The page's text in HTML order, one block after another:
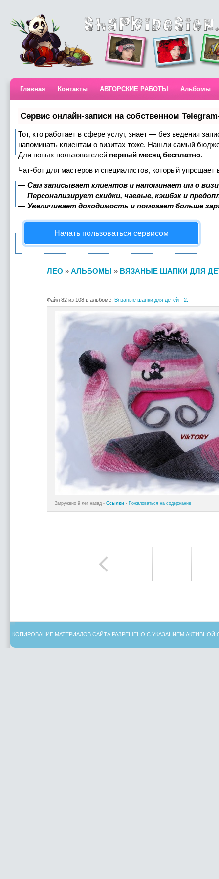
Главная Контакты АВТОРСКИЕ РАБОТЫ Альбомы
Сервис онлайн-записи на собственном
Тот, кто работает в сфере услуг, знает — без ведения
напоминать клиентам о визитах тоже. Нашли самый
Для новых пользователей первый месяц бесплатно.
Чат-бот для мастеров и специалистов, который упрощает
— Сам записывает клиентов и напоминает им о
— Персонализирует скидки, чаевые, кэшбэк и
— Увеличивает доходимость и помогает больше
Начать пользоваться сервисом
ЛЕО » АЛЬБОМЫ » ВЯЗАНЫЕ ШАПКИ ДЛЯ
Файл 82 из 108 в альбоме: Вязаные шапки для детей - 2.
Загружено 9 лет назад - Ссылки - Пожаловаться на содержание
КОПИРОВАНИЕ МАТЕРИАЛОВ САЙТА РАЗРЕШЕНО С УКАЗАНИЕМ АКТИВНОЙ